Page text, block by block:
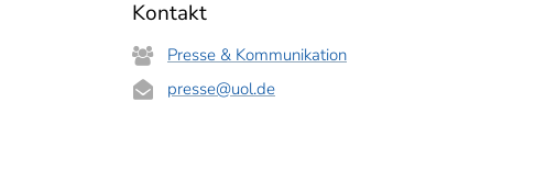
Kontakt
Presse & Kommunikation
presse@uol.de